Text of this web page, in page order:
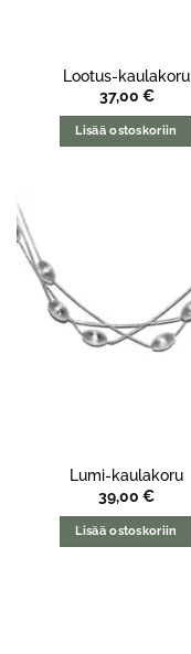
Lootus-kaulakoru
37,00 €
Lisää ostoskoriin
Lumi-kaulakoru
39,00 €
Lisää ostoskoriin